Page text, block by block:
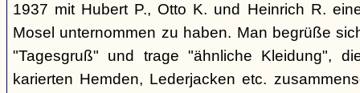
1937 mit Hubert P., Otto K. und Heinrich R.
Mosel unternommen zu haben. Man begrüße
"Tagesgruß" und trage "ähnliche Kleidung",
karierten Hemden, Lederjacken etc.